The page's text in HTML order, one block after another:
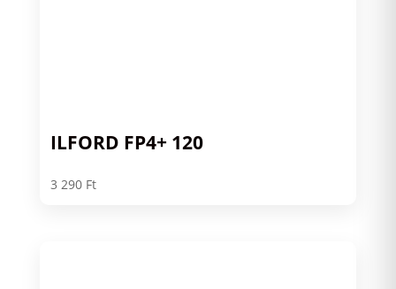
ILFORD FP4+ 120
3 290 Ft